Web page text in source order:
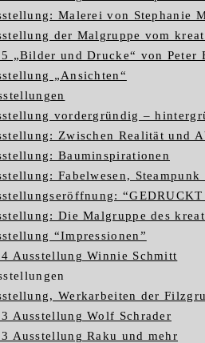
Malerei von Stephanie
der Malgruppe vom
„Bilder und Drucke“ von Peter
„Ansichten“
vordergründig –
Zwischen Realität und
Bauminspirationen
Fabelwesen,
Die Malgruppe des
“Impressionen”
Ausstellung Winnie Schmitt
Werkarbeiten der
Ausstellung Wolf Schrader
Ausstellung Raku und mehr